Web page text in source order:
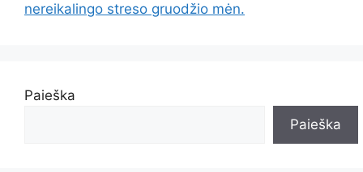
nereikalingo streso gruodžio mėn.
Paieška
Paieška